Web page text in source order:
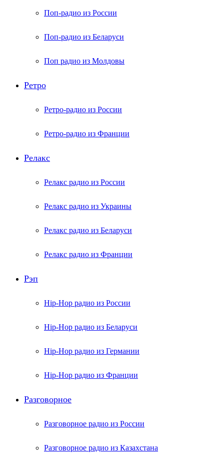
Поп-радио из России
Поп-радио из Беларуси
Поп радио из Молдовы
Ретро
Ретро-радио из России
Ретро-радио из Франции
Релакс
Релакс радио из России
Релакс радио из Украины
Релакс радио из Беларуси
Релакс радио из Франции
Рэп
Hip-Hop радио из России
Hip-Hop радио из Беларуси
Hip-Hop радио из Германии
Hip-Hop радио из Франции
Разговорное
Разговорное радио из России
Разговорное радио из Казахстана